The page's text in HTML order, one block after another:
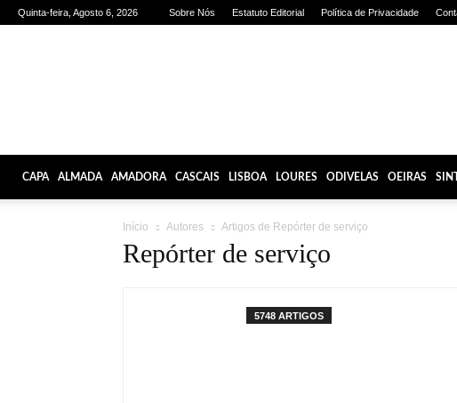
Quinta-feira, Agosto 6, 2026 Sobre Nós Estatuto Editorial Política de Privacidade
CAPA ALMADA AMADORA CASCAIS LISBOA LOURES ODIVELAS OEIRAS
Início Autores Artigos de Repórter de serviço
Repórter de serviço
5748 ARTIGOS